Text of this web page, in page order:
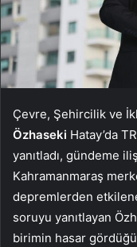
Çevre, Şehircilik ve
Özhaseki Hatay’da
yanıtladı, gündeme
Kahramanmaraş
depremlerden
soruyu yanıtlayan
birimin hasar